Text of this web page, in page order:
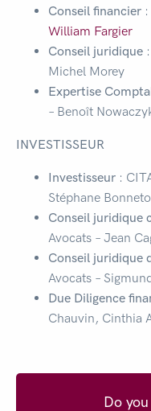
Conseil financier :
William Fargier
Conseil juridique
Michel Morey
Expertise
– Benoît
INVESTISSEUR
Investisseur :
Stéphane
Conseil juridique
Avocats – Jean
Conseil juridique
Avocats –
Due Diligence
Chauvin, Cinthia
Do